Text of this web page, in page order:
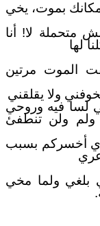
مكانك بموت، يخي
متحملة لا! أنا
لها
الموت مرتين
ولا يقلقني
لسا فيه وروحي
ولم ولن تنطفئ
أخسركم بسبب
بلغي ولما مخي